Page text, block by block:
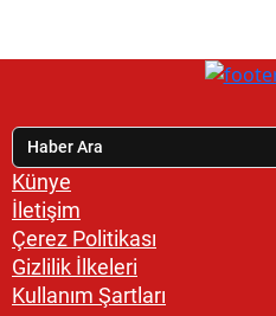
Künye
İletişim
Çerez Politikası
Gizlilik İlkeleri
Kullanım Şartları